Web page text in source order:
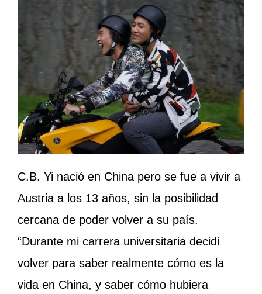
C.B. Yi nació en China pero se fue a vivir a
Austria a los 13 años, sin la posibilidad
cercana de poder volver a su país.
“Durante mi carrera universitaria decidí
volver para saber realmente cómo es la
vida en China, y saber cómo hubiera